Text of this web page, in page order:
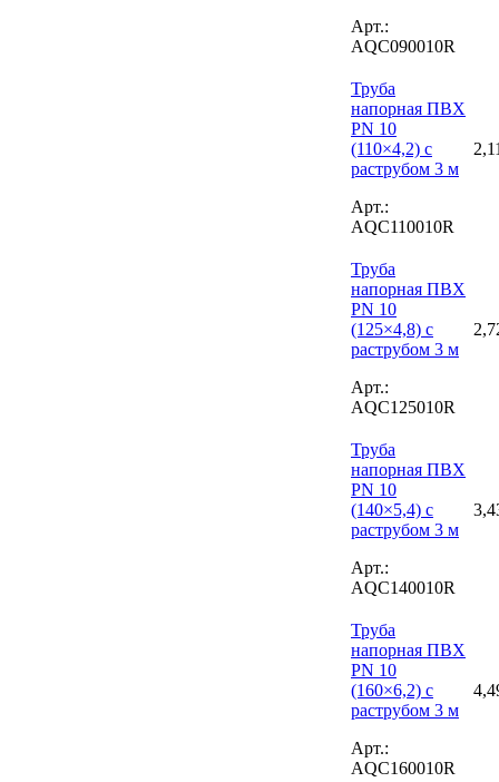
Арт.:
AQC090010R
Труба
напорная ПВХ
PN 10
(110×4,2) с
раструбом 3 м
Арт.:
AQC110010R
Труба
напорная ПВХ
PN 10
(125×4,8) с
раструбом 3 м
Арт.:
AQC125010R
Труба
напорная ПВХ
PN 10
(140×5,4) с
раструбом 3 м
Арт.:
AQC140010R
Труба
напорная ПВХ
PN 10
(160×6,2) с
раструбом 3 м
Арт.:
AQC160010R